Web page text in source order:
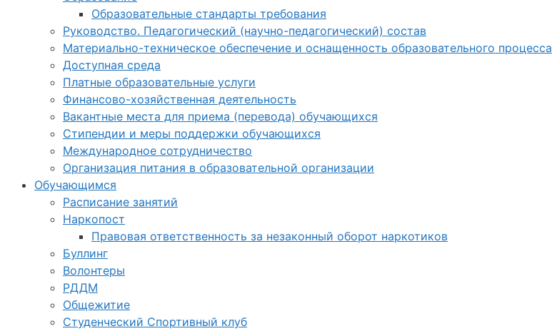
Образовательные стандарты требования
Руководство. Педагогический (научно-педагогический) состав
Материально-техническое обеспечение и оснащенность образовательного процесса
Доступная среда
Платные образовательные услуги
Финансово-хозяйственная деятельность
Вакантные места для приема (перевода) обучающихся
Стипендии и меры поддержки обучающихся
Международное сотрудничество
Организация питания в образовательной организации
Обучающимся
Расписание занятий
Наркопост
Правовая ответственность за незаконный оборот наркотиков
Буллинг
Волонтеры
РДДМ
Общежитие
Студенческий Спортивный клуб